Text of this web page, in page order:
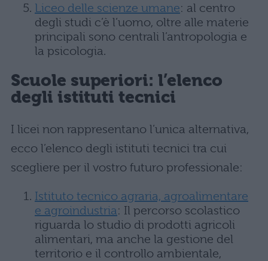
Liceo delle scienze umane: al centro
degli studi c’è l’uomo, oltre alle materie
principali sono centrali l’antropologia e
la psicologia.
Scuole superiori: l’elenco
degli istituti tecnici
I licei non rappresentano l’unica alternativa,
ecco l’elenco degli istituti tecnici tra cui
scegliere per il vostro futuro professionale:
Istituto tecnico agraria, agroalimentare
e agroindustria: Il percorso scolastico
riguarda lo studio di prodotti agricoli
alimentari, ma anche la gestione del
territorio e il controllo ambientale,